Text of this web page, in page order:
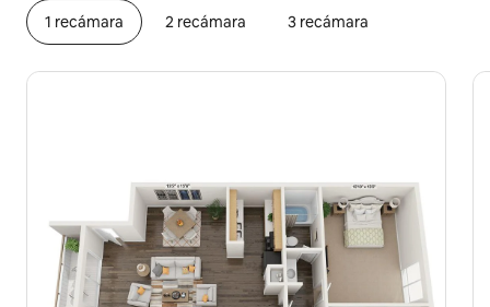
1 recámara 2 recámara 3 recámara